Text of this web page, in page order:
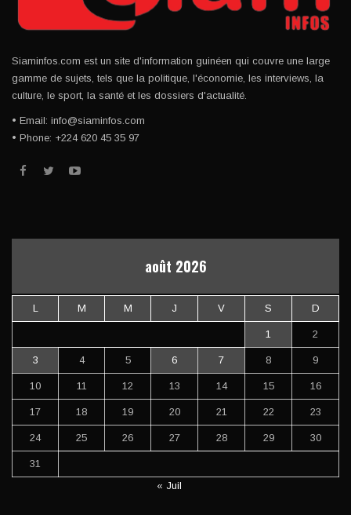
Siaminfos.com est un site d'information guinéen qui couvre une large
gamme de sujets, tels que la politique, l'économie, les interviews, la
culture, le sport, la santé et les dossiers d'actualité.
• Email: info@siaminfos.com
• Phone: +224 620 45 35 97
août 2026
L M M J V S D
1 2
3 4 5 6 7 8 9
10 11 12 13 14 15 16
17 18 19 20 21 22 23
24 25 26 27 28 29 30
31
« Juil